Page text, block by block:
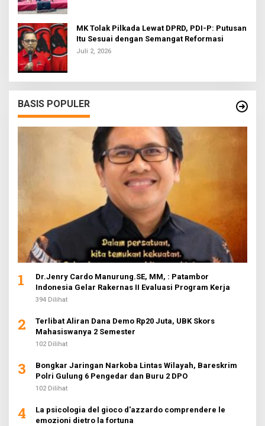
MK Tolak Pilkada Lewat DPRD, PDI-P: Putusan
Itu Sesuai dengan Semangat Reformasi
Juli 2, 2026
BASIS POPULER
1
Dr.Jenry Cardo Manurung.SE, MM, : Patambor
Indonesia Gelar Rakernas II Evaluasi Program Kerja
394 Dilihat
2
Terlibat Aliran Dana Demo Rp20 Juta, UBK Skors
Mahasiswanya 2 Semester
102 Dilihat
3
Bongkar Jaringan Narkoba Lintas Wilayah, Bareskrim
Polri Gulung 6 Pengedar dan Buru 2 DPO
102 Dilihat
4
La psicologia del gioco d'azzardo comprendere le
emozioni dietro la fortuna